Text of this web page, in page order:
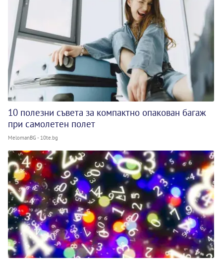
10 полезни съвета за компактно опакован багаж
при самолетен полет
MelomanBG - 10te.bg